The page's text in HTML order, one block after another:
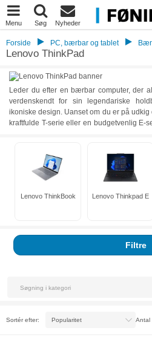
Menu Søg Nyheder
Forside PC, bærbar og tablet
Lenovo ThinkPad
Leder du efter en bærbar computer, der
verdenskendt for sin legendariske
ikoniske design. Uanset om du er på
kraftfulde T-serie eller en budgetvenlig E-
professionel hardware til en brøkdel af
Lenovo ThinkBook Lenovo Thinkpad E
Filtre
Sortér efter: Antal